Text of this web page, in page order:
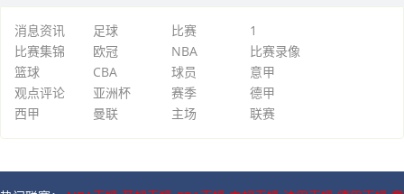
消息资讯 足球 比赛
1
比赛集锦
欧冠 NBA
比赛录像
篮球
CBA 球员
意甲
观点评论
亚洲杯 赛季
德甲
西甲
曼联 主场 联赛